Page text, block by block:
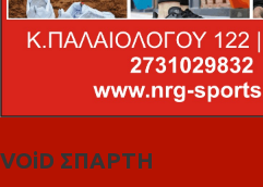
VOiD ΣΠΑΡΤΗ